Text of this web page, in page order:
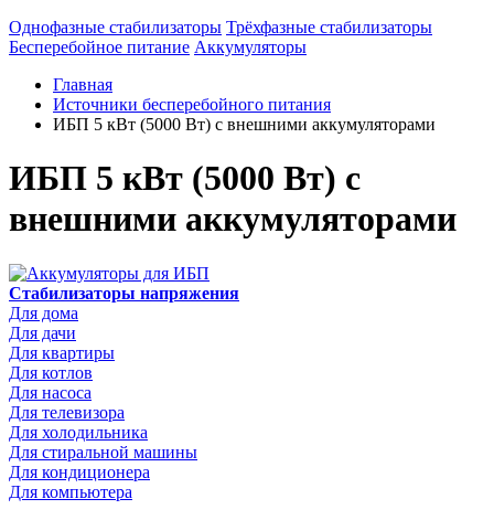
Однофазные стабилизаторы Трёхфазные стабилизаторы
Бесперебойное питание Аккумуляторы
Главная
Источники бесперебойного питания
ИБП 5 кВт (5000 Вт) с внешними аккумуляторами
ИБП 5 кВт (5000 Вт) с
внешними аккумуляторами
Стабилизаторы напряжения
Для дома
Для дачи
Для квартиры
Для котлов
Для насоса
Для телевизора
Для холодильника
Для стиральной машины
Для кондиционера
Для компьютера